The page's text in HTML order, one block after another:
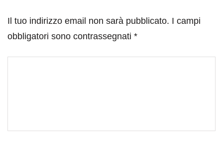
Il tuo indirizzo email non sarà pubblicato. I campi
obbligatori sono contrassegnati *